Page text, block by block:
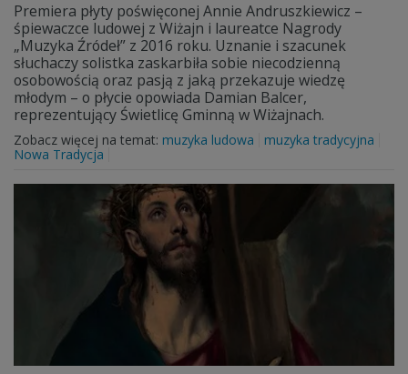
Premiera płyty poświęconej Annie Andruszkiewicz –
śpiewaczce ludowej z Wiżajn i laureatce Nagrody
„Muzyka Źródeł” z 2016 roku. Uznanie i szacunek
słuchaczy solistka zaskarbiła sobie niecodzienną
osobowością oraz pasją z jaką przekazuje wiedzę
młodym – o płycie opowiada Damian Balcer,
reprezentujący Świetlicę Gminną w Wiżajnach.
Zobacz więcej na temat: muzyka ludowa
muzyka tradycyjna
Nowa Tradycja